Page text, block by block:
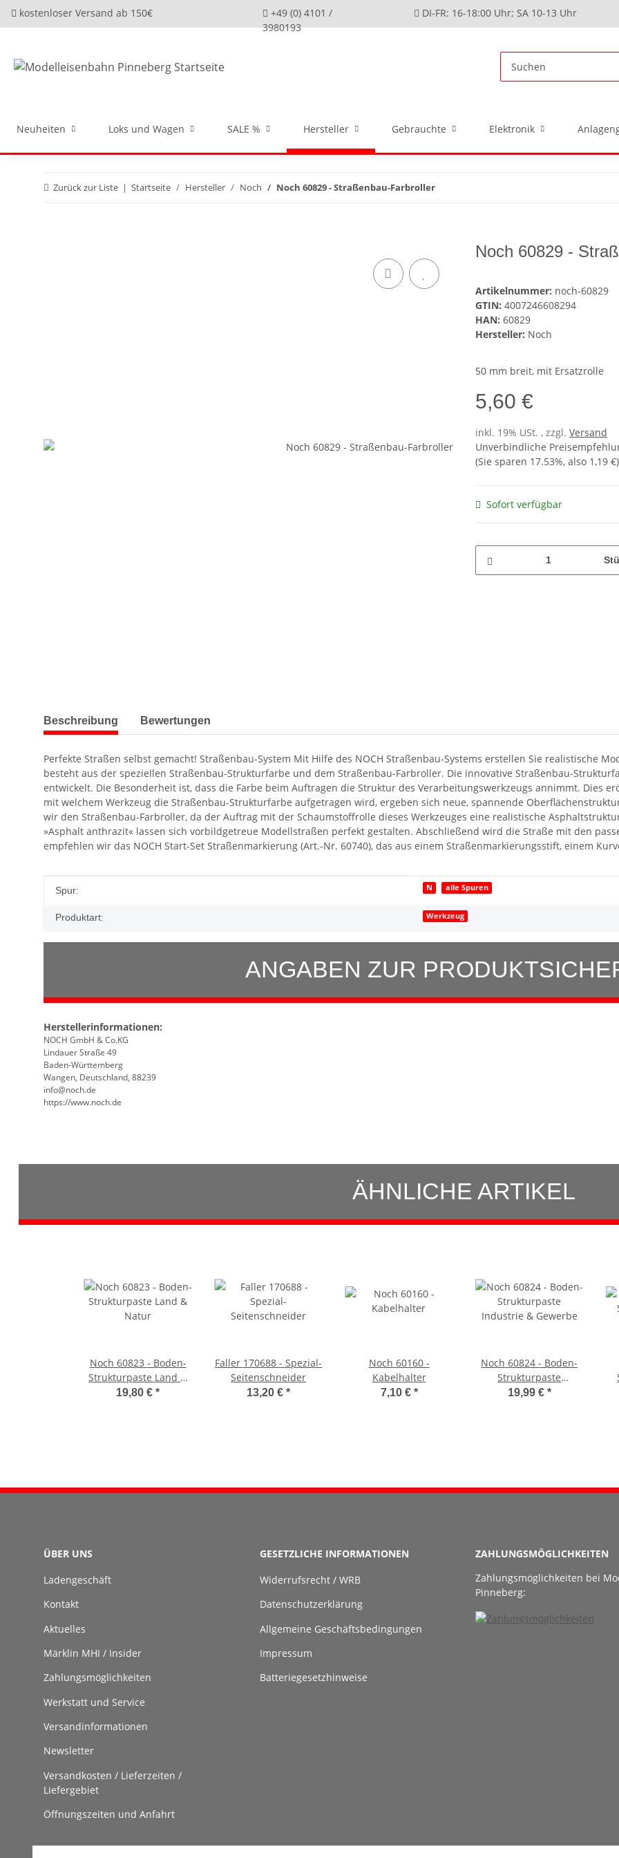
kostenloser Versand ab 150€
+49 (0) 4101 /
3980193
DI-FR: 16-18:00 Uhr; SA 10-13 Uhr
Neuheiten Loks und Wagen SALE % Hersteller Gebrauchte Elektronik
Zurück zur Liste Startseite Hersteller Noch Noch 60829 - Straßenbau-Farbroller
Noch 60829 -
Artikelnummer: noch-60829
GTIN: 4007246608294
HAN: 60829
Hersteller: Noch
50 mm breit, mit Ersatzrolle
5,60 €
inkl. 19% USt. , zzgl. Versand
Unverbindliche
(Sie sparen 17.53%, also 1,19 €)
Sofort verfügbar
weitere Registerkarten anzeigen
Beschreibung Bewertungen
Perfekte Straßen selbst gemacht! Straßenbau-System Mit Hilfe des NOCH Straßenbau-Systems erstellen Sie realistische
besteht aus der speziellen Straßenbau-Strukturfarbe und dem Straßenbau-Farbroller. Die innovative Straßenbau-
entwickelt. Die Besonderheit ist, dass die Farbe beim Auftragen die Struktur des Verarbeitungswerkzeugs annimmt. Dies
mit welchem Werkzeug die Straßenbau-Strukturfarbe aufgetragen wird, ergeben sich neue, spannende
wir den Straßenbau-Farbroller, da der Auftrag mit der Schaumstoffrolle dieses Werkzeuges eine realistische
»Asphalt anthrazit« lassen sich vorbildgetreue Modellstraßen perfekt gestalten. Abschließend wird die Straße mit den
empfehlen wir das NOCH Start-Set Straßenmarkierung (Art.-Nr. 60740), das aus einem Straßenmarkierungsstift, einem
Produkteigenschaft
Wert
Spur: N alle Spuren
Produktart: Werkzeug
ANGABEN ZUR
Herstellerinformationen:
NOCH GmbH & Co.KG
Lindauer Straße 49
Baden-Württemberg
Wangen, Deutschland, 88239
info@noch.de
https://www.noch.de
ÄHNLICHE ARTIKEL
Noch 60823 - Boden-
Strukturpaste Land &
Natur
19,80 €*
Faller 170688 - Spezial-
Seitenschneider
13,20 €*
Noch 60160 -
Kabelhalter
7,10 € *
Noch 60824 - Boden-
Strukturpaste
Industrie & Gewerbe
19,99 € *
ÜBER UNS
Ladengeschäft
Kontakt
Aktuelles
Märklin MHI / Insider
Zahlungsmöglichkeiten
Werkstatt und Service
Versandinformationen
Newsletter
Versandkosten / Lieferzeiten /
Liefergebiet
Öffnungszeiten und Anfahrt
GESETZLICHE INFORMATIONEN
Widerrufsrecht / WRB
Datenschutzerklärung
Allgemeine Geschäftsbedingungen
Impressum
Batteriegesetzhinweise
ZAHLUNGSMÖGLICHKEITEN
Zahlungsmöglichkeiten bei
Pinneberg: